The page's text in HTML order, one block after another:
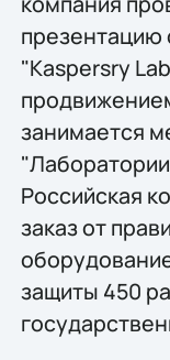
презентацию
"Kaspersry
занимается
Российская
заказ от
защиты 450